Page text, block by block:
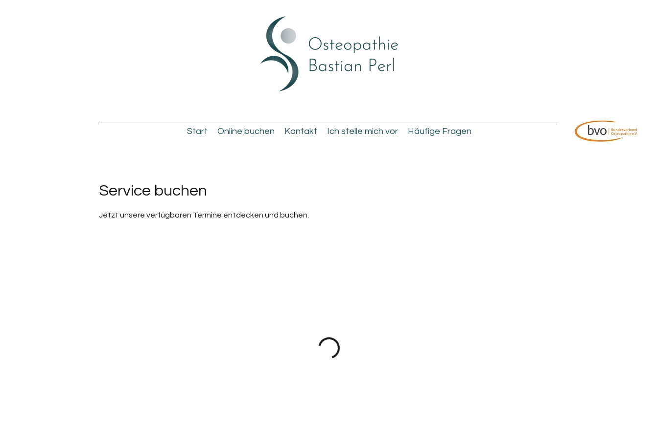
Start Online buchen Kontakt Ich stelle mich vor Häufige Fragen
Service buchen
Jetzt unsere verfügbaren Termine entdecken und buchen.